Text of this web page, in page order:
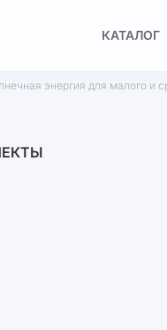
КАТАЛОГ
энергия для малого и